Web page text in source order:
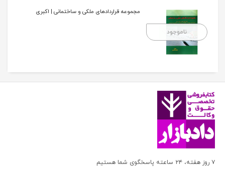
ناموجود
مجموعه قراردادهای ملکی و ساختمانی | اکبری
۷ روز هفته، ۲۴ ساعته پاسخگوی شما هستیم